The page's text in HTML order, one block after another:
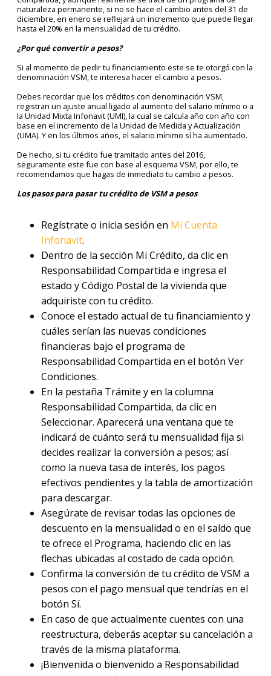
naturaleza permanente, si no se hace el cambio antes del 31 de
diciembre, en enero se reflejará un incremento que puede llegar
hasta el 20% en la mensualidad de tu crédito.
¿Por qué convertir a pesos?
Si al momento de pedir tu financiamiento este se te otorgó con la
denominación VSM, te interesa hacer el cambio a pesos.
Debes recordar que los créditos con denominación VSM,
registran un ajuste anual ligado al aumento del salario mínimo o a
la Unidad Mixta Infonavit (UMI), la cual se calcula año con año con
base en el incremento de la Unidad de Medida y Actualización
(UMA). Y en los últimos años, el salario mínimo sí ha aumentado.
De hecho, si tu crédito fue tramitado antes del 2016,
seguramente este fue con base al esquema VSM, por ello, te
recomendamos que hagas de inmediato tu cambio a pesos.
Los pasos para pasar tu crédito de VSM a pesos
Regístrate o inicia sesión en Mi Cuenta
Infonavit.
Dentro de la sección Mi Crédito, da clic en
Responsabilidad Compartida e ingresa el
estado y Código Postal de la vivienda que
adquiriste con tu crédito.
Conoce el estado actual de tu financiamiento y
cuáles serían las nuevas condiciones
financieras bajo el programa de
Responsabilidad Compartida en el botón Ver
Condiciones.
En la pestaña Trámite y en la columna
Responsabilidad Compartida, da clic en
Seleccionar. Aparecerá una ventana que te
indicará de cuánto será tu mensualidad fija si
decides realizar la conversión a pesos; así
como la nueva tasa de interés, los pagos
efectivos pendientes y la tabla de amortización
para descargar.
Asegúrate de revisar todas las opciones de
descuento en la mensualidad o en el saldo que
te ofrece el Programa, haciendo clic en las
flechas ubicadas al costado de cada opción.
Confirma la conversión de tu crédito de VSM a
pesos con el pago mensual que tendrías en el
botón Sí.
En caso de que actualmente cuentes con una
reestructura, deberás aceptar su cancelación a
través de la misma plataforma.
¡Bienvenida o bienvenido a Responsabilidad